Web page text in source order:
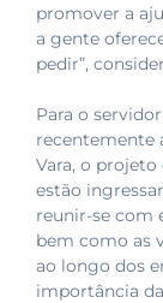
promover a
a gente
pedir”,
Para o
recentemente
Vara, o
estão
reunir-se com
bem como as
ao longo dos
importância